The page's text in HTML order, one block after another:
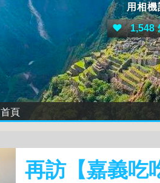
用相
1,548
首頁
再訪【嘉義吃